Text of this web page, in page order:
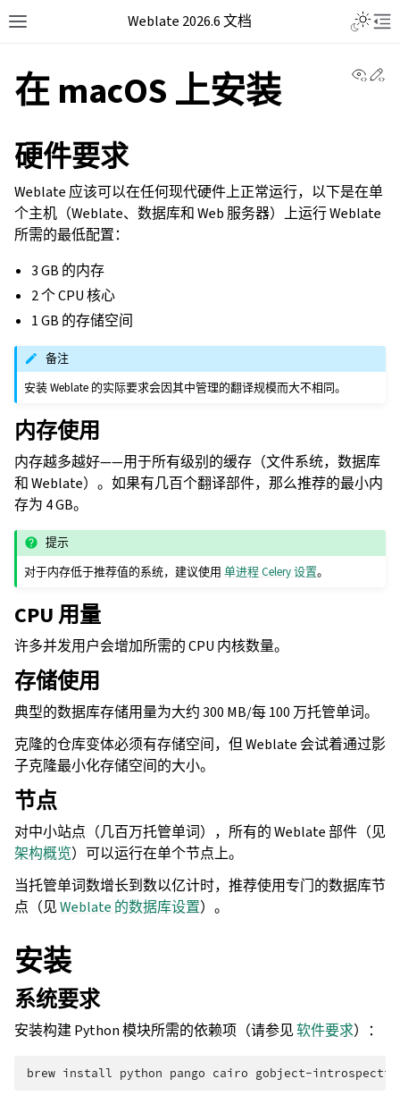
Weblate 2026.6 文档
在 macOS 上安装
硬件要求
Weblate 应该可以在任何现代硬件上正常运行，以下是在单
个主机（Weblate、数据库和 Web 服务器）上运行 Weblate
所需的最低配置：
3 GB 的内存
2 个 CPU 核心
1 GB 的存储空间
备注
安装 Weblate 的实际要求会因其中管理的翻译规模而大不相同。
内存使用
内存越多越好——用于所有级别的缓存（文件系统，数据库
和 Weblate）。如果有几百个翻译部件，那么推荐的最小内
存为 4 GB。
提示
对于内存低于推荐值的系统，建议使用单进程 Celery 设置。
CPU 用量
许多并发用户会增加所需的 CPU 内核数量。
存储使用
典型的数据库存储用量为大约 300 MB/每 100 万托管单词。
克隆的仓库变体必须有存储空间，但 Weblate 会试着通过影
子克隆最小化存储空间的大小。
节点
对中小站点（几百万托管单词），所有的 Weblate 部件（见
架构概览）可以运行在单个节点上。
当托管单词数增长到数以亿计时，推荐使用专门的数据库节
点（见Weblate 的数据库设置）。
安装
系统要求
安装构建 Python 模块所需的依赖项（请参见软件要求）：
brew install python pango cairo gobject-